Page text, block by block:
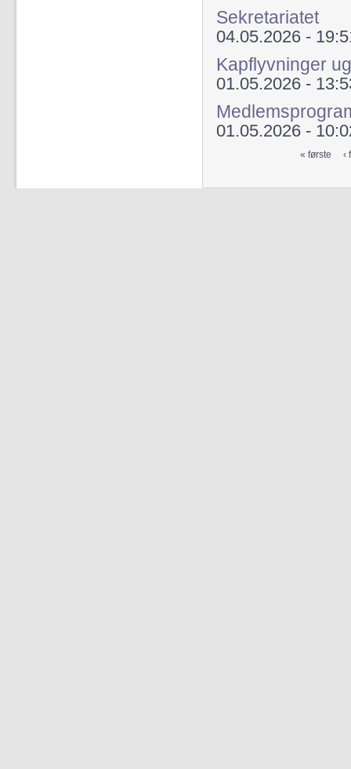
Sekretariatet
04.05.2026 -
Kapflyvninger
01.05.2026 -
01.05.2026 -
« første ‹